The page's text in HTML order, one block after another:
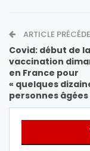
ARTICLE
Covid: début de la
vaccination
en France pour
« quelques
personnes âgées